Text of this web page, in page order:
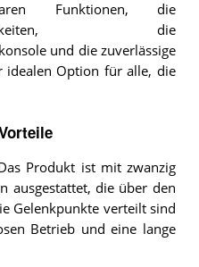
Funktionen, die
die
und die zuverlässige
idealen Option für alle, die
Produkt ist mit zwanzig
ausgestattet, die über den
Gelenkpunkte verteilt sind
Betrieb und eine lange